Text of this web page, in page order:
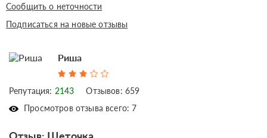
Сообщить о неточности
Подписаться на новые отзывы
Риша
Репутация: 2143
Отзывов: 659
Просмотров отзыва всего: 7